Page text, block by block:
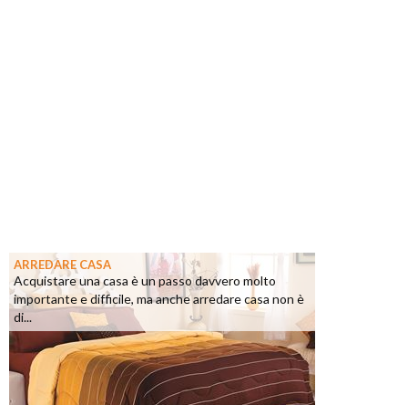
ARREDARE CASA
Acquistare una casa è un passo davvero molto
importante e difficile, ma anche arredare casa non è
di...